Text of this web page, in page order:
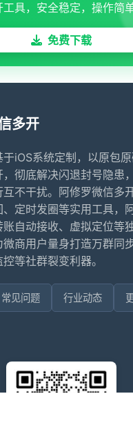
具，安全稳定，操作简
免费下载
多开
iOS系统定制，以原包
彻底解决闪退封号隐患
不干扰。阿修罗微信多
定时发圈等实用工具，
自动接收、虚拟定位等
商用户量身打造万群同
等社群裂变利器。
常见问题 行业动态